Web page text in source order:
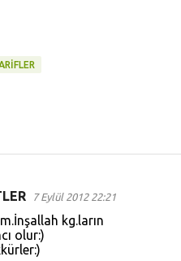
7 Eylül 2012 22:21
kg.ların
olur:)